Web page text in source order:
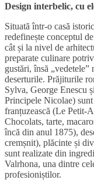
Design interbelic, cu
Situată într-o casă
redefinește conceptul
cât și la nivel de
preparate culinare
gustări, însă
deserturile. Prăjiturile
Sylva, George Enescu
Principele Nicolae)
franțuzească (Le Petit-
Chocolats, tarte,
încă din anul 1875),
cremșnit), plăcinte și
sunt realizate din
Valrhona, una dintre
profesioniștilor.